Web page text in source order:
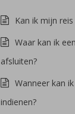
Kan ik mijn
Waar kan ik
afsluiten?
Wanneer kan
indienen?